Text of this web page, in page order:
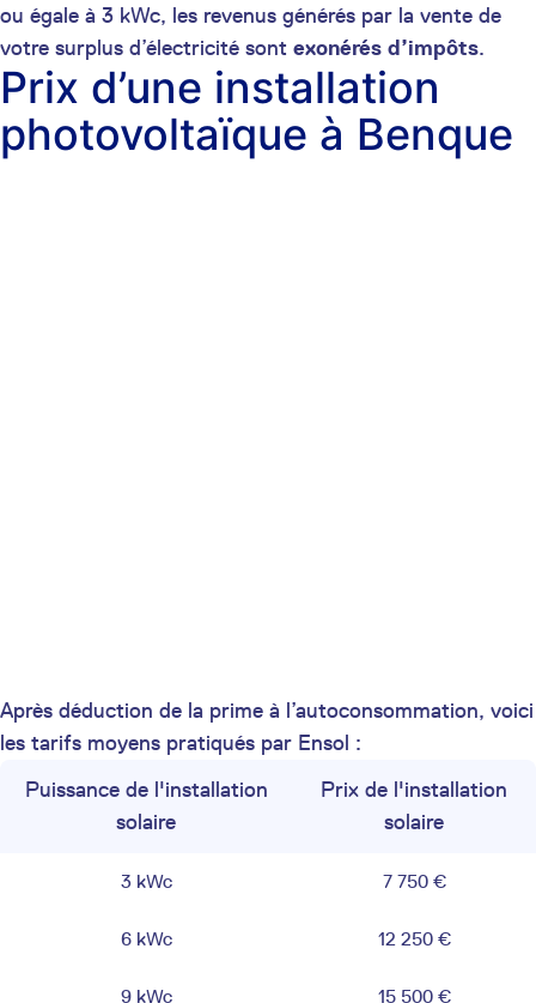
ou égale à 3 kWc, les revenus générés par la vente de
votre surplus d’électricité sont exonérés d’impôts.
Prix d’une installation
photovoltaïque à Benque
Après déduction de la prime à l’autoconsommation, voici
les tarifs moyens pratiqués par Ensol :
Puissance de l'installation
solaire
Prix de l'installation
solaire
3 kWc 7 750 €
6 kWc 12 250 €
9 kWc 15 500 €